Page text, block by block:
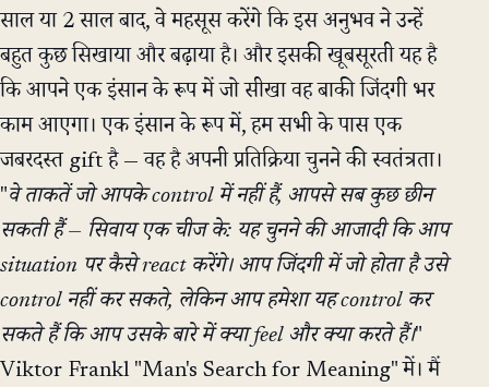
साल या 2 साल बाद, वे महसूस करेंगे कि इस अनुभव ने उन्हें
बहुत कुछ सिखाया और बढ़ाया है। और इसकी खूबसूरती यह है
कि आपने एक इंसान के रूप में जो सीखा वह बाकी जिंदगी भर
काम आएगा। एक इंसान के रूप में, हम सभी के पास एक
जबरदस्त gift है — वह है अपनी प्रतिक्रिया चुनने की स्वतंत्रता।
"वे ताकतें जो आपके control में नहीं हैं, आपसे सब कुछ छीन
सकती हैं — सिवाय एक चीज के: यह चुनने की आजादी कि आप
situation पर कैसे react करेंगे। आप जिंदगी में जो होता है उसे
control नहीं कर सकते, लेकिन आप हमेशा यह control कर
सकते हैं कि आप उसके बारे में क्या feel और क्या करते हैं।"
Viktor Frankl "Man's Search for Meaning" में। मैं